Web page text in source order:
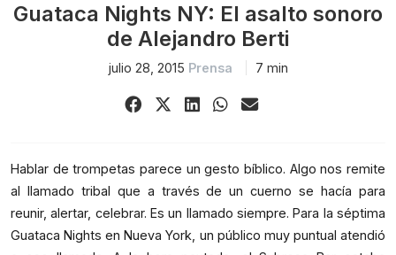
Guataca Nights NY: El asalto sonoro
de Alejandro Berti
julio 28, 2015 Prensa 7 min
Share Share
(Twitter)
ShareShareShare
Hablar de trompetas parece un gesto bíblico. Algo nos remite
al llamado tribal que a través de un cuerno se hacía para
reunir, alertar, celebrar. Es un llamado siempre. Para la séptima
Guataca Nights en Nueva York, un público muy puntual atendió